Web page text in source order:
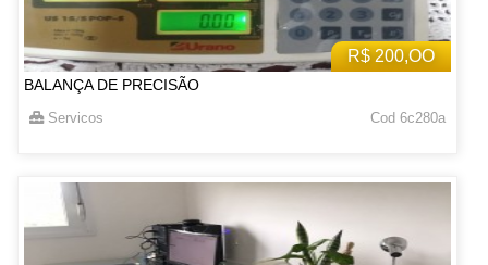
R$ 200,OO
BALANÇA DE PRECISÃO
Servicos Cod 6c280a